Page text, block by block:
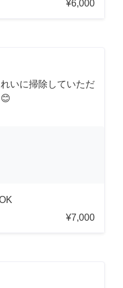
¥6,000
いに掃除していただ
¥7,000